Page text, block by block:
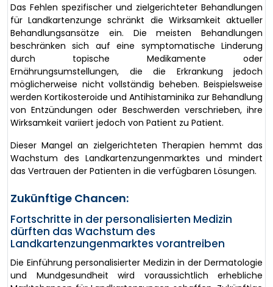
Das Fehlen spezifischer und zielgerichteter Behandlungen
für Landkartenzunge schränkt die Wirksamkeit aktueller
Behandlungsansätze ein. Die meisten Behandlungen
beschränken sich auf eine symptomatische Linderung
durch topische Medikamente oder
Ernährungsumstellungen, die die Erkrankung jedoch
möglicherweise nicht vollständig beheben. Beispielsweise
werden Kortikosteroide und Antihistaminika zur Behandlung
von Entzündungen oder Beschwerden verschrieben, ihre
Wirksamkeit variiert jedoch von Patient zu Patient.
Dieser Mangel an zielgerichteten Therapien hemmt das
Wachstum des Landkartenzungenmarktes und mindert
das Vertrauen der Patienten in die verfügbaren Lösungen.
Zukünftige Chancen:
Fortschritte in der personalisierten Medizin
dürften das Wachstum des
Landkartenzungenmarktes vorantreiben
Die Einführung personalisierter Medizin in der Dermatologie
und Mundgesundheit wird voraussichtlich erhebliche